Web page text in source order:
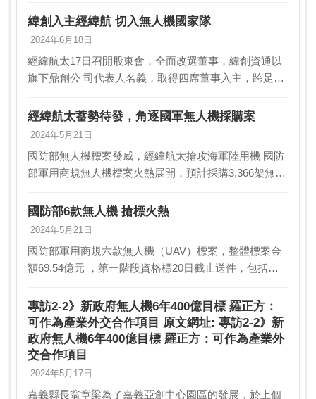
創法人代表許美侖出任董事長，許美侖原為緯創車用
產…
緯創入主經緯航 切入無人機國家隊
2024年6月18日
經緯航太17日召開股東會，全面改選董事，緯創資通以
旗下鼎創公 司代表人名義，取得四席董事入主，跨足無
為經緯航新任董事長，原董事長羅正方 則改任執行長…
經緯航太蓄勢待發，角逐國軍無人機採購案
2024年5月21日
國防部無人機標案發威，經緯航太搶攻海軍陸用機 國防
部軍用商規無人機標案火熱展開，預計採購3,366架無人
止送件，雷虎科技、碳基科技、經緯航太…
國防部6款無人機 搶標火熱
2024年5月21日
國防部軍用商規六款無人機（UAV）標案，整體標案金
額69.54億元 ，第一階段資格標20日截止送件，包括雷
通資訊科技等多家業者，都送件搶標。雷 虎總…
專訪2-2》新政府無人機6年400億目標 羅正方：
可作為產業外交合作項目 原文網址: 專訪2-2》新
政府無人機6年400億目標 羅正方：可作為產業外
交合作項目
2024年5月17日
嘉義縣長翁章梁為了嘉義亞創中心園區的發展，於上個